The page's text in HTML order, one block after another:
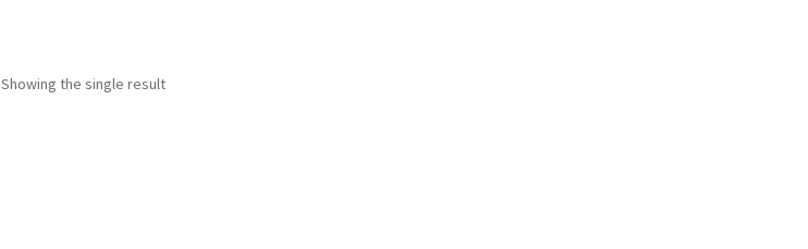
Showing the single result